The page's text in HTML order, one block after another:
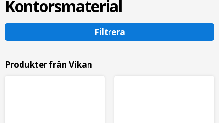
Kontorsmaterial
Filtrera
Produkter från Vikan